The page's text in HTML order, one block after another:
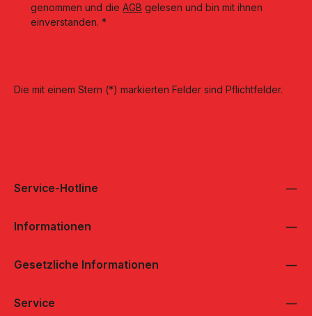
genommen und die AGB gelesen und bin mit ihnen
einverstanden. *
Die mit einem Stern (*) markierten Felder sind Pflichtfelder.
Service-Hotline
Informationen
Gesetzliche Informationen
Service